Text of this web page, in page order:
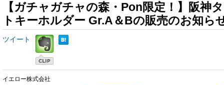
【ガチャガチャの森・Pon限定！】阪神
トキーホルダー Gr.A＆Bの販売のお知ら
ツイート
イエロー株式会社